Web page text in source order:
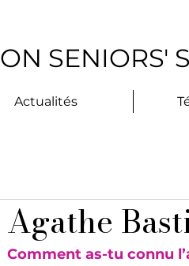
ON SENIORS'
Actualités
Agathe
Comment as-tu connu